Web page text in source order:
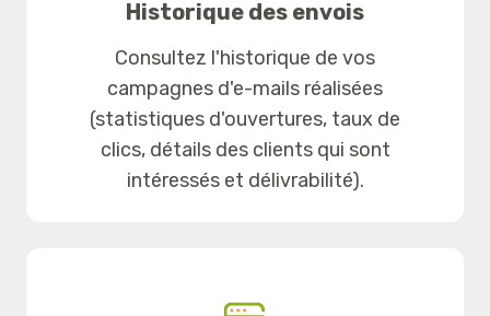
Historique des envois
Consultez l'historique de vos
campagnes d'e-mails réalisées
(statistiques d'ouvertures, taux de
clics, détails des clients qui sont
intéressés et délivrabilité).